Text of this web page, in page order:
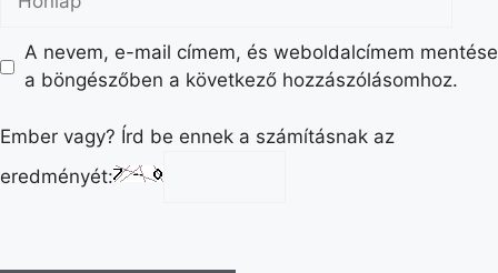
A nevem, e-mail címem, és weboldalcímem mentése
a böngészőben a következő hozzászólásomhoz.
Ember vagy? Írd be ennek a számításnak az
eredményét: